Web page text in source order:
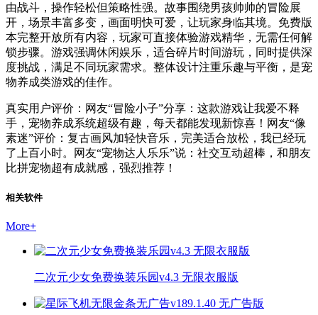
由战斗，操作轻松但策略性强。故事围绕男孩帅帅的冒险展
开，场景丰富多变，画面明快可爱，让玩家身临其境。免费版
本完整开放所有内容，玩家可直接体验游戏精华，无需任何解
锁步骤。游戏强调休闲娱乐，适合碎片时间游玩，同时提供深
度挑战，满足不同玩家需求。整体设计注重乐趣与平衡，是宠
物养成类游戏的佳作。
真实用户评价：网友“冒险小子”分享：这款游戏让我爱不释
手，宠物养成系统超级有趣，每天都能发现新惊喜！网友“像
素迷”评价：复古画风加轻快音乐，完美适合放松，我已经玩
了上百小时。网友“宠物达人乐乐”说：社交互动超棒，和朋友
比拼宠物超有成就感，强烈推荐！
相关软件
More+
二次元少女免费换装乐园v4.3 无限衣服版